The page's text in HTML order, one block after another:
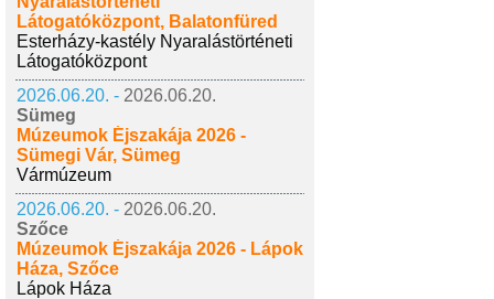
Látogatóközpont, Balatonfüred
Esterházy-kastély Nyaralástörténeti
Látogatóközpont
2026.06.20. - 2026.06.20.
Sümeg
Múzeumok Éjszakája 2026 -
Sümegi Vár, Sümeg
Vármúzeum
2026.06.20. - 2026.06.20.
Szőce
Múzeumok Éjszakája 2026 - Lápok
Háza, Szőce
Lápok Háza